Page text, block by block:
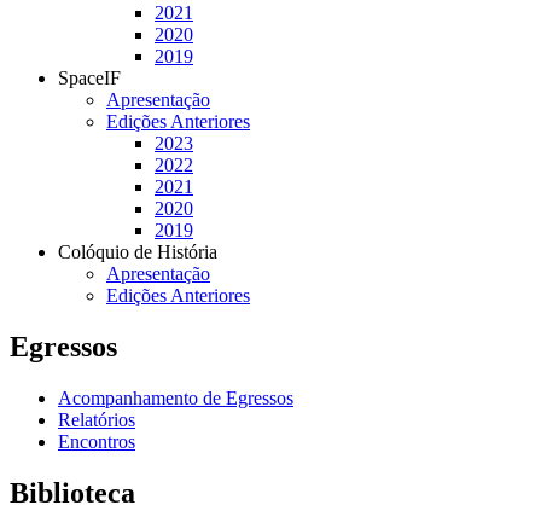
2021
2020
2019
SpaceIF
Apresentação
Edições Anteriores
2023
2022
2021
2020
2019
Colóquio de História
Apresentação
Edições Anteriores
Egressos
Acompanhamento de Egressos
Relatórios
Encontros
Biblioteca